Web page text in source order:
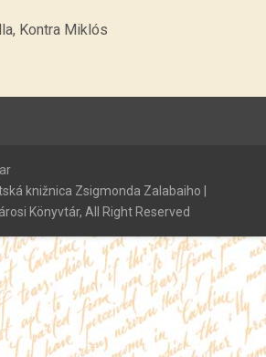
Kontra Miklós
knižnica Zsigmonda Zalabaiho |
Könyvtár, All Right Reserved